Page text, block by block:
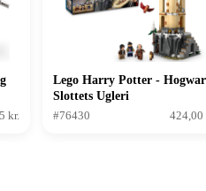
kr.
Lego Harry Potter -
Slottets Ugleri
#76430
424,00